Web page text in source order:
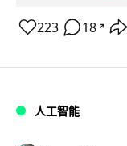
223 18 ↗
人工智能